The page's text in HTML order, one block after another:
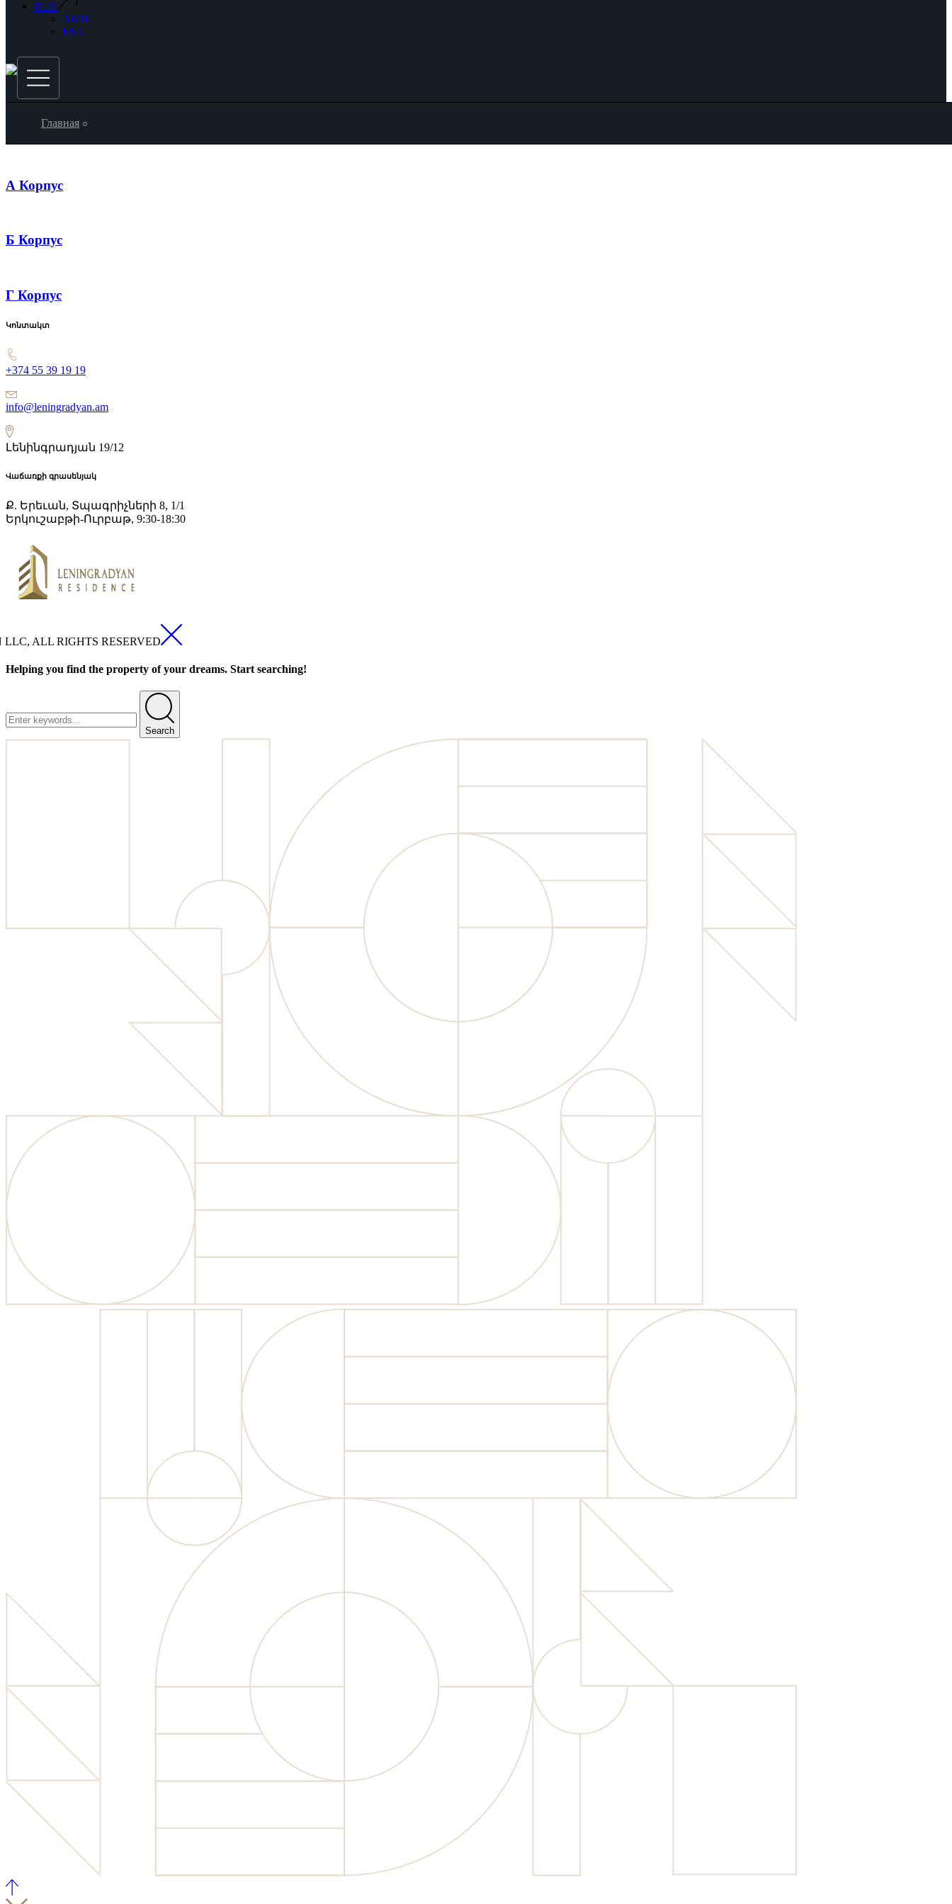
RUS
ARM
ENG
Главная
А Корпус
Б Корпус
Г Корпус
Կոնտակտ
+374 55 39 19 19
info@leningradyan.am
Լենինգրադյան 19/12
Վաճառքի գրասենյակ
Ք. Երեւան, Տպագրիչների 8, 1/1
Երկուշաբթի-Ուրբաթ, 9:30-18:30
LLC, ALL RIGHTS RESERVED
Helping you find the property of your dreams. Start searching!
Search